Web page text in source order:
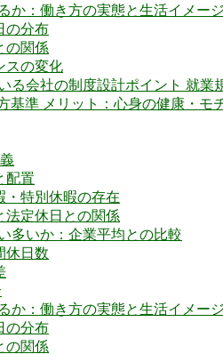
か：働き方の実態と生活イメージ
の分布
の関係
スの変化
る会社の制度設計ポイント 就
基準 メリット：心身の健康・
配置
・特別休暇の存在
法定休日との関係
多いか：企業平均との比較
休日数
か：働き方の実態と生活イメージ
の分布
の関係